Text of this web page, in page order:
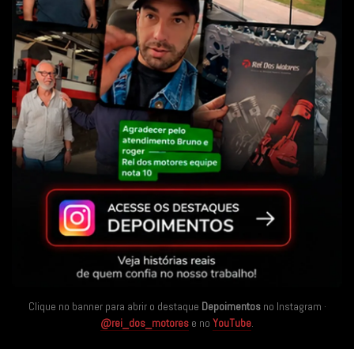
Clique no banner para abrir o destaque Depoimentosno Instagram ·
@rei_dos_motores e no YouTube.